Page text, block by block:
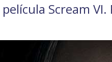
Scream